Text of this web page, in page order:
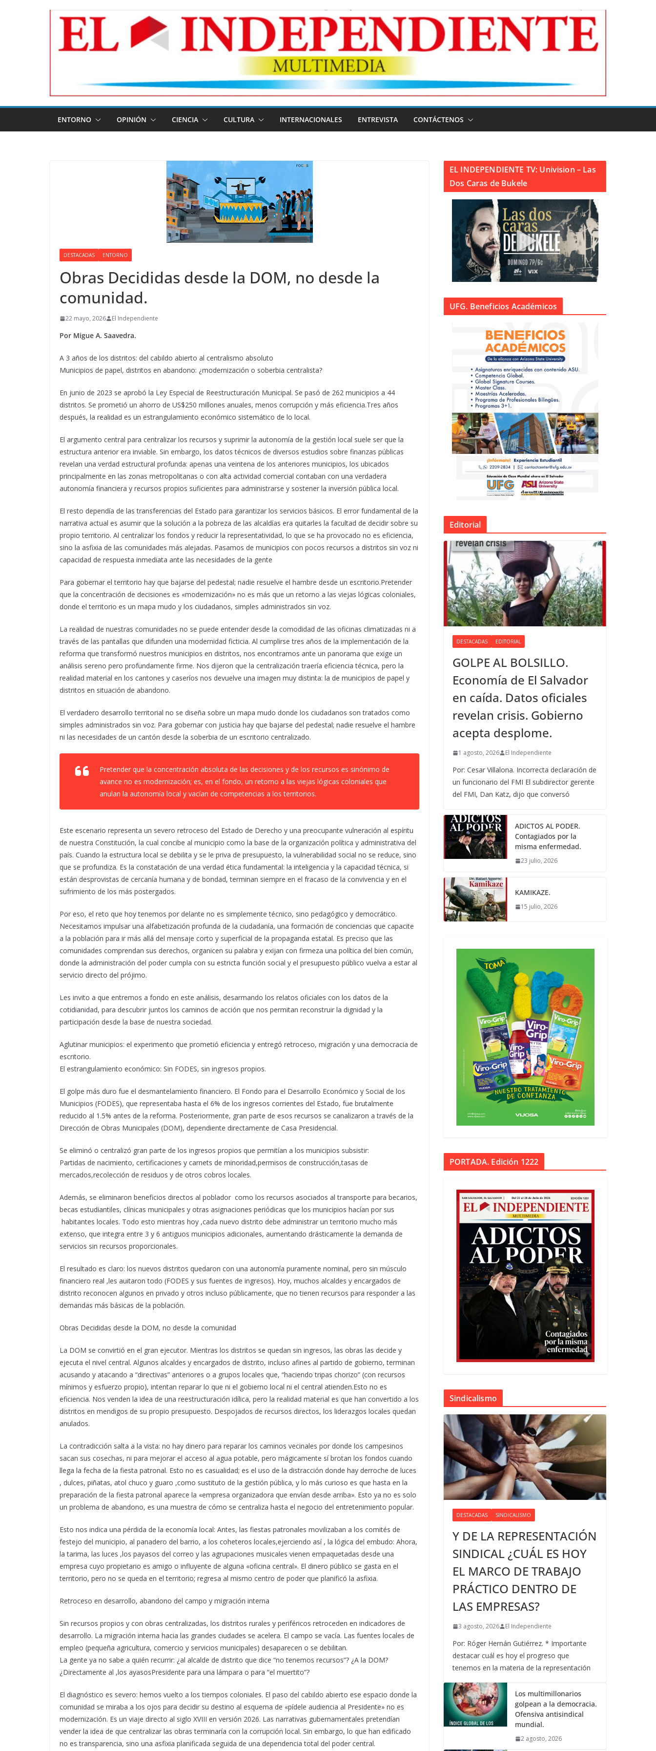
ENTORNO OPINIÓN CIENCIA CULTURA INTERNACIONALES ENTREVISTA CONTÁCTENOS
DESTACADAS ENTORNO
Obras Decididas desde la DOM, no desde la
comunidad.
22 mayo, 2026 El Independiente
Por Migue A. Saavedra.
A 3 años de los distritos: del cabildo abierto al centralismo absoluto
Municipios de papel, distritos en abandono: ¿modernización o soberbia centralista?
En junio de 2023 se aprobó la Ley Especial de Reestructuración Municipal. Se pasó de 262 municipios a 44
distritos. Se prometió un ahorro de US$250 millones anuales, menos corrupción y más eficiencia.Tres años
después, la realidad es un estrangulamiento económico sistemático de lo local.
El argumento central para centralizar los recursos y suprimir la autonomía de la gestión local suele ser que la
estructura anterior era inviable. Sin embargo, los datos técnicos de diversos estudios sobre finanzas públicas
revelan una verdad estructural profunda: apenas una veintena de los anteriores municipios, los ubicados
principalmente en las zonas metropolitanas o con alta actividad comercial contaban con una verdadera
autonomía financiera y recursos propios suficientes para administrarse y sostener la inversión pública local.
El resto dependía de las transferencias del Estado para garantizar los servicios básicos. El error fundamental de la
narrativa actual es asumir que la solución a la pobreza de las alcaldías era quitarles la facultad de decidir sobre su
propio territorio. Al centralizar los fondos y reducir la representatividad, lo que se ha provocado no es eficiencia,
sino la asfixia de las comunidades más alejadas. Pasamos de municipios con pocos recursos a distritos sin voz ni
capacidad de respuesta inmediata ante las necesidades de la gente
Para gobernar el territorio hay que bajarse del pedestal; nadie resuelve el hambre desde un escritorio.Pretender
que la concentración de decisiones es «modernización» no es más que un retorno a las viejas lógicas coloniales,
donde el territorio es un mapa mudo y los ciudadanos, simples administrados sin voz.
La realidad de nuestras comunidades no se puede entender desde la comodidad de las oficinas climatizadas ni a
través de las pantallas que difunden una modernidad ficticia. Al cumplirse tres años de la implementación de la
reforma que transformó nuestros municipios en distritos, nos encontramos ante un panorama que exige un
análisis sereno pero profundamente firme. Nos dijeron que la centralización traería eficiencia técnica, pero la
realidad material en los cantones y caseríos nos devuelve una imagen muy distinta: la de municipios de papel y
distritos en situación de abandono.
El verdadero desarrollo territorial no se diseña sobre un mapa mudo donde los ciudadanos son tratados como
simples administrados sin voz. Para gobernar con justicia hay que bajarse del pedestal; nadie resuelve el hambre
ni las necesidades de un cantón desde la soberbia de un escritorio centralizado.
Pretender que la concentración absoluta de las decisiones y de los recursos es sinónimo de
avance no es modernización; es, en el fondo, un retorno a las viejas lógicas coloniales que
anulan la autonomía local y vacían de competencias a los territorios.
Este escenario representa un severo retroceso del Estado de Derecho y una preocupante vulneración al espíritu
de nuestra Constitución, la cual concibe al municipio como la base de la organización política y administrativa del
país. Cuando la estructura local se debilita y se le priva de presupuesto, la vulnerabilidad social no se reduce, sino
que se profundiza. Es la constatación de una verdad ética fundamental: la inteligencia y la capacidad técnica, si
están desprovistas de cercanía humana y de bondad, terminan siempre en el fracaso de la convivencia y en el
sufrimiento de los más postergados.
Por eso, el reto que hoy tenemos por delante no es simplemente técnico, sino pedagógico y democrático.
Necesitamos impulsar una alfabetización profunda de la ciudadanía, una formación de conciencias que capacite
a la población para ir más allá del mensaje corto y superficial de la propaganda estatal. Es preciso que las
comunidades comprendan sus derechos, organicen su palabra y exijan con firmeza una política del bien común,
donde la administración del poder cumpla con su estricta función social y el presupuesto público vuelva a estar al
servicio directo del prójimo.
Les invito a que entremos a fondo en este análisis, desarmando los relatos oficiales con los datos de la
cotidianidad, para descubrir juntos los caminos de acción que nos permitan reconstruir la dignidad y la
participación desde la base de nuestra sociedad.
Aglutinar municipios: el experimento que prometió eficiencia y entregó retroceso, migración y una democracia de
escritorio.
El estrangulamiento económico: Sin FODES, sin ingresos propios.
El golpe más duro fue el desmantelamiento financiero. El Fondo para el Desarrollo Económico y Social de los
Municipios (FODES), que representaba hasta el 6% de los ingresos corrientes del Estado, fue brutalmente
reducido al 1.5% antes de la reforma. Posteriormente, gran parte de esos recursos se canalizaron a través de la
Dirección de Obras Municipales (DOM), dependiente directamente de Casa Presidencial.
Se eliminó o centralizó gran parte de los ingresos propios que permitían a los municipios subsistir:
Partidas de nacimiento, certificaciones y carnets de minoridad,permisos de construcción,tasas de
mercados,recolección de residuos y de otros cobros locales.
Además, se eliminaron beneficios directos al poblador como los recursos asociados al transporte para becarios,
becas estudiantiles, clínicas municipales y otras asignaciones periódicas que los municipios hacían por sus
habitantes locales. Todo esto mientras hoy ,cada nuevo distrito debe administrar un territorio mucho más
extenso, que integra entre 3 y 6 antiguos municipios adicionales, aumentando drásticamente la demanda de
servicios sin recursos proporcionales.
El resultado es claro: los nuevos distritos quedaron con una autonomía puramente nominal, pero sin músculo
financiero real ,les auitaron todo (FODES y sus fuentes de ingresos). Hoy, muchos alcaldes y encargados de
distrito reconocen algunos en privado y otros incluso públicamente, que no tienen recursos para responder a las
demandas más básicas de la población.
Obras Decididas desde la DOM, no desde la comunidad
La DOM se convirtió en el gran ejecutor. Mientras los distritos se quedan sin ingresos, las obras las decide y
ejecuta el nivel central. Algunos alcaldes y encargados de distrito, incluso afines al partido de gobierno, terminan
acusando y atacando a “directivas” anteriores o a grupos locales que, “haciendo tripas chorizo” (con recursos
mínimos y esfuerzo propio), intentan reparar lo que ni el gobierno local ni el central atienden.Esto no es
eficiencia. Nos venden la idea de una reestructuración idílica, pero la realidad material es que han convertido a los
distritos en mendigos de su propio presupuesto. Despojados de recursos directos, los liderazgos locales quedan
anulados.
La contradicción salta a la vista: no hay dinero para reparar los caminos vecinales por donde los campesinos
sacan sus cosechas, ni para mejorar el acceso al agua potable, pero mágicamente sí brotan los fondos cuando
llega la fecha de la fiesta patronal. Esto no es casualidad; es el uso de la distracción donde hay derroche de luces
, dulces, piñatas, atol chuco y guaro ,como sustituto de la gestión pública, y lo más curioso es que hasta en la
preparación de la fiesta patronal aparece la «empresa organizadora que envían desde arriba». Esto ya no es solo
un problema de abandono, es una muestra de cómo se centraliza hasta el negocio del entretenimiento popular.
Esto nos indica una pérdida de la economía local: Antes, las fiestas patronales movilizaban a los comités de
festejo del municipio, al panadero del barrio, a los coheteros locales,ejerciendo así , la lógica del embudo: Ahora,
la tarima, las luces ,los payasos del correo y las agrupaciones musicales vienen empaquetadas desde una
empresa cuyo propietario es amigo o influyente de alguna «oficina central». El dinero público se gasta en el
territorio, pero no se queda en el territorio; regresa al mismo centro de poder que planificó la asfixia.
Retroceso en desarrollo, abandono del campo y migración interna
Sin recursos propios y con obras centralizadas, los distritos rurales y periféricos retroceden en indicadores de
desarrollo. La migración interna hacia las grandes ciudades se acelera. El campo se vacía. Las fuentes locales de
empleo (pequeña agricultura, comercio y servicios municipales) desaparecen o se debilitan.
La gente ya no sabe a quién recurrir: ¿al alcalde de distrito que dice “no tenemos recursos”? ¿A la DOM?
¿Directamente al ,los ayasosPresidente para una lámpara o para “el muertito”?
El diagnóstico es severo: hemos vuelto a los tiempos coloniales. El paso del cabildo abierto ese espacio donde la
comunidad se miraba a los ojos para decidir su destino al esquema de «pídele audiencia al Presidente» no es
modernización. Es un viaje directo al siglo XVIII en versión 2026. Las narrativas gubernamentales pretendían
vender la idea de que centralizar las obras terminaría con la corrupción local. Sin embargo, lo que han edificado
no es transparencia, sino una asfixia planificada seguida de una dependencia total del poder central.
EL INDEPENDIENTE TV: Univision – Las
Dos Caras de Bukele
UFG. Beneficios Académicos
Editorial
DESTACADAS EDITORIAL
GOLPE AL BOLSILLO.
Economía de El Salvador
en caída. Datos oficiales
revelan crisis. Gobierno
acepta desplome.
1 agosto, 2026 El Independiente
Por: Cesar Villalona. Incorrecta declaración de
un funcionario del FMI El subdirector gerente
del FMI, Dan Katz, dijo que conversó
ADICTOS AL PODER.
Contagiados por la
misma enfermedad.
23 julio, 2026
KAMIKAZE.
15 julio, 2026
PORTADA. Edición 1222
Sindicalismo
DESTACADAS SINDICALISMO
Y DE LA REPRESENTACIÓN
SINDICAL ¿CUÁL ES HOY
EL MARCO DE TRABAJO
PRÁCTICO DENTRO DE
LAS EMPRESAS?
3 agosto, 2026 El Independiente
Por: Róger Hernán Gutiérrez. * Importante
destacar cuál es hoy el progreso que
tenemos en la materia de la representación
Los multimillonarios
golpean a la democracia.
Ofensiva antisindical
mundial.
2 agosto, 2026